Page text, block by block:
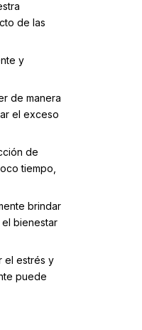
de las
y
de manera
el exceso
de
tiempo,
brindar
bienestar
el estrés y
puede